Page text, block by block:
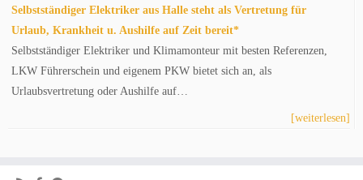
Selbstständiger Elektriker aus Halle steht als Vertretung für
Urlaub, Krankheit u. Aushilfe auf Zeit bereit*
Selbstständiger Elektriker und Klimamonteur mit besten Referenzen,
LKW Führerschein und eigenem PKW bietet sich an, als
Urlaubsvertretung oder Aushilfe auf…
[weiterlesen]